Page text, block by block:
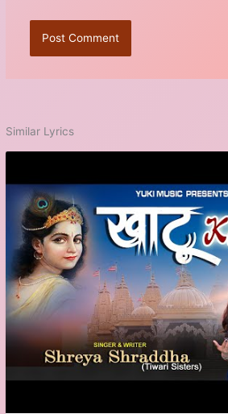
Similar Lyrics